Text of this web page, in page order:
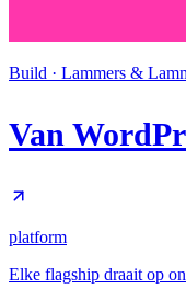
Build · Lammers &
Van
platform
Elke flagship draait op